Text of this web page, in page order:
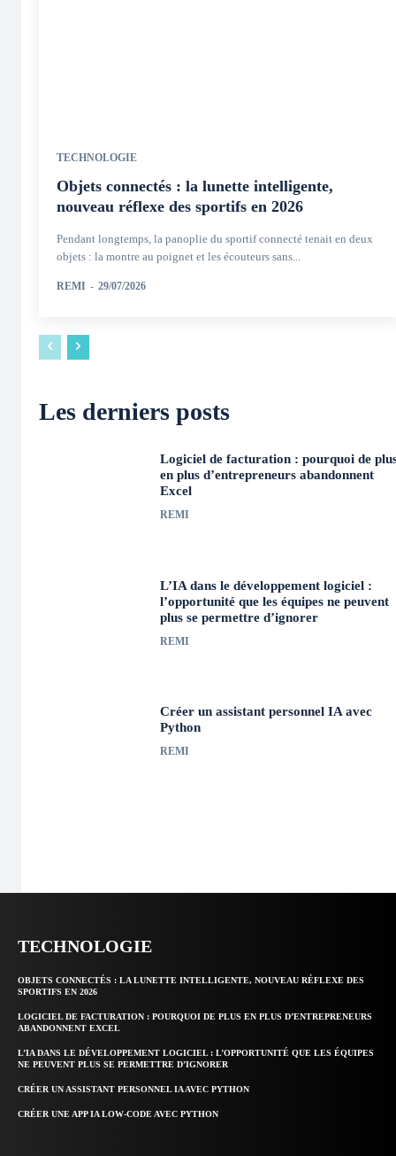
TECHNOLOGIE
Objets connectés : la lunette intelligente,
nouveau réflexe des sportifs en 2026
Pendant longtemps, la panoplie du sportif connecté tenait en deux
objets : la montre au poignet et les écouteurs sans...
REMI - 29/07/2026
Les derniers posts
Logiciel de facturation : pourquoi de
en plus d’entrepreneurs abandonnent
Excel
REMI
L’IA dans le développement logiciel :
l’opportunité que les équipes ne peuvent
plus se permettre d’ignorer
REMI
Créer un assistant personnel IA avec
Python
REMI
TECHNOLOGIE
OBJETS CONNECTÉS : LA LUNETTE INTELLIGENTE, NOUVEAU RÉFLEXE DES
SPORTIFS EN 2026
LOGICIEL DE FACTURATION : POURQUOI DE PLUS EN PLUS D’ENTREPRENEURS
ABANDONNENT EXCEL
L’IA DANS LE DÉVELOPPEMENT LOGICIEL : L’OPPORTUNITÉ QUE LES ÉQUIPES
NE PEUVENT PLUS SE PERMETTRE D’IGNORER
CRÉER UN ASSISTANT PERSONNEL IA AVEC PYTHON
CRÉER UNE APP IA LOW-CODE AVEC PYTHON